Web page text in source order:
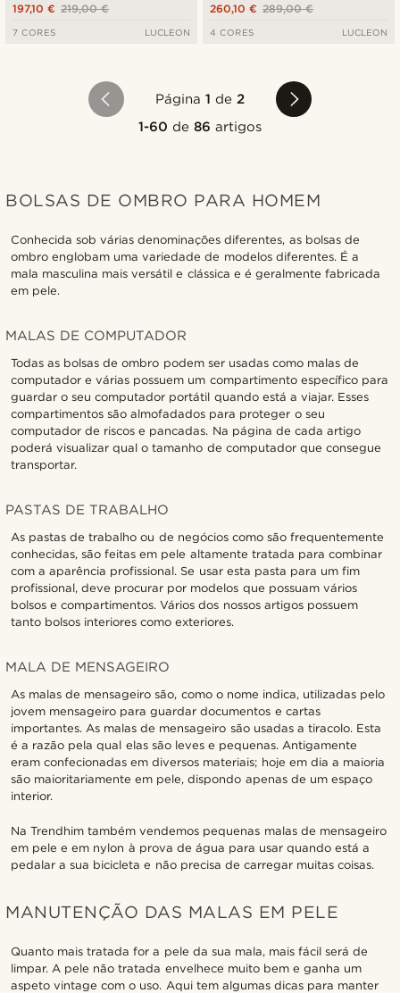
219,00 €
197,10 €
7 CORES LUCLEON
289,00 €
260,10 €
4 CORES LUCLEON
Página 1 de2
1-60 de86 artigos
BOLSAS DE OMBRO PARA HOMEM
Conhecida sob várias denominações diferentes, as bolsas de
ombro englobam uma variedade de modelos diferentes. É a
mala masculina mais versátil e clássica e é geralmente fabricada
em pele.
MALAS DE COMPUTADOR
Todas as bolsas de ombro podem ser usadas como malas de
computador e várias possuem um compartimento específico para
guardar o seu computador portátil quando está a viajar. Esses
compartimentos são almofadados para proteger o seu
computador de riscos e pancadas. Na página de cada artigo
poderá visualizar qual o tamanho de computador que consegue
transportar.
PASTAS DE TRABALHO
As pastas de trabalho ou de negócios como são frequentemente
conhecidas, são feitas em pele altamente tratada para combinar
com a aparência profissional. Se usar esta pasta para um fim
profissional, deve procurar por modelos que possuam vários
bolsos e compartimentos. Vários dos nossos artigos possuem
tanto bolsos interiores como exteriores.
MALA DE MENSAGEIRO
As malas de mensageiro são, como o nome indica, utilizadas pelo
jovem mensageiro para guardar documentos e cartas
importantes. As malas de mensageiro são usadas a tiracolo. Esta
é a razão pela qual elas são leves e pequenas. Antigamente
eram confecionadas em diversos materiais; hoje em dia a maioria
são maioritariamente em pele, dispondo apenas de um espaço
interior.
Na Trendhim também vendemos pequenas malas de mensageiro
em pele e em nylon à prova de água para usar quando está a
pedalar a sua bicicleta e não precisa de carregar muitas coisas.
MANUTENÇÃO DAS MALAS EM PELE
Quanto mais tratada for a pele da sua mala, mais fácil será de
limpar. A pele não tratada envelhece muito bem e ganha um
aspeto vintage com o uso. Aqui tem algumas dicas para manter